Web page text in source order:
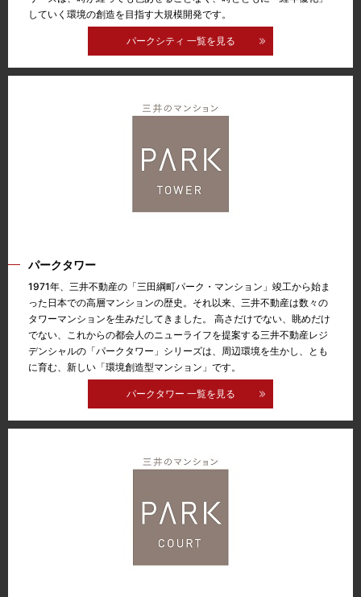
していく環境の創造を目指す大規模開発です。
パークシティ 一覧を見る
パークタワー
1971年、三井不動産の「三田綱町パーク・マンション」竣工から始ま
った日本での高層マンションの歴史。それ以来、三井不動産は数々の
タワーマンションを生みだしてきました。 高さだけでない、眺めだけ
でない、これからの都会人のニューライフを提案する三井不動産レジ
デンシャルの「パークタワー」シリーズは、周辺環境を生かし、とも
に育む、新しい「環境創造型マンション」です。
パークタワー 一覧を見る